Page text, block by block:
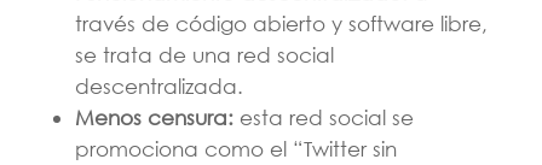
través de código abierto y software libre,
se trata de una red social
descentralizada.
Menos censura:esta red social se
promociona como el “Twitter sin